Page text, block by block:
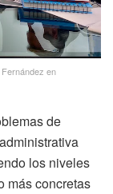
en
de
los niveles
más concretas